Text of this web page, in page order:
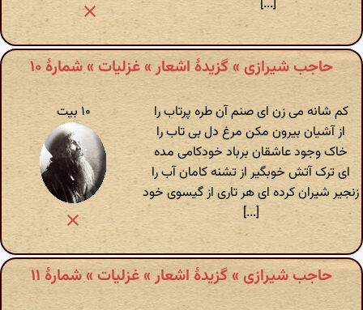
[...]
حاجب شیرازی » گزیدهٔ اشعار » غزلیات » شمارهٔ ۱۰
کم شانه می زن ای صنم آن طره پرتاب را
از آشیان بیرون مکن مرغ دل بی تاب را
خاک وجود عاشقان برباد خودکامی مده
ای ترک آتش خوبگیر از تشنه کامان آب را
زنجیر شیران کرده ای هر تاری از گیسوی خود
[...]
۱۰ بیت
حاجب شیرازی » گزیدهٔ اشعار » غزلیات » شمارهٔ ۱۱